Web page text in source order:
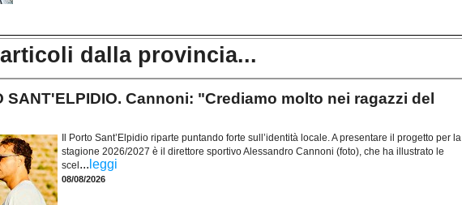
dalla provincia...
SANT'ELPIDIO. Cannoni: "Crediamo molto nei ragazzi del
Il Porto Sant’Elpidio riparte puntando forte sull’identità locale. A presentare il progetto per la
stagione 2026/2027 è il direttore sportivo Alessandro Cannoni (foto), che ha illustrato le
scel ... leggi
08/08/2026